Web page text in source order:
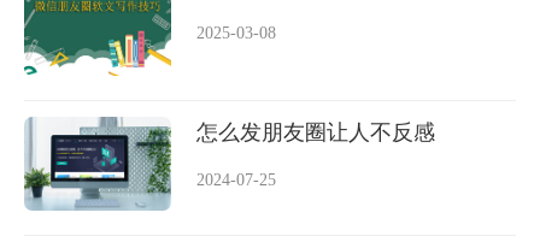
2025-03-08
怎么发朋友圈让人不反感
2024-07-25